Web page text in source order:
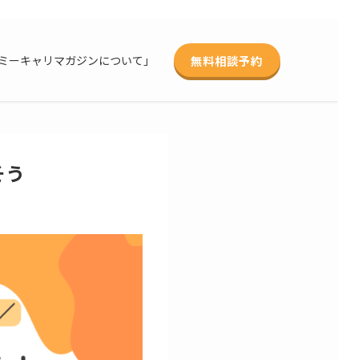
ミーキャリマガジンについて」 無料相談予約